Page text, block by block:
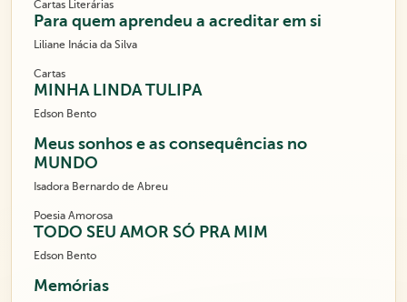
Cartas Literárias
Para quem aprendeu a acreditar em si
Liliane Inácia da Silva
Cartas
MINHA LINDA TULIPA
Edson Bento
Meus sonhos e as consequências no
MUNDO
Isadora Bernardo de Abreu
Poesia Amorosa
TODO SEU AMOR SÓ PRA MIM
Edson Bento
Memórias